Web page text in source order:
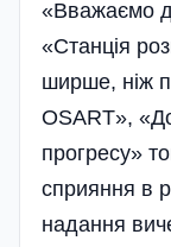
«Вважаємо
«Станція
ширше, ніж
OSART»,
прогресу»
сприяння в
надання